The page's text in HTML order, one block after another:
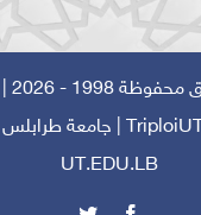
TriploiUT
| جامعة طرابلس
UT.EDU.LB